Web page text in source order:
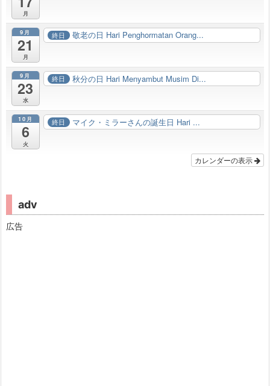
月
9月
21
月
終日 敬老の日 Hari Penghormatan Orang...
9月
23
水
終日 秋分の日 Hari Menyambut Musim Di...
10月
6
火
終日 マイク・ミラーさんの誕生日 Hari ...
カレンダーの表示
adv
広告